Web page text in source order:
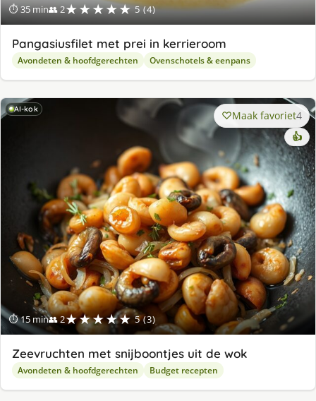
⏱ 35 min👥 2★★★★★ 5 (4)
Pangasiusfilet met prei in kerrieroom
Avondeten & hoofdgerechten Ovenschotels & eenpans
AI-kok
⏱ 15 min👥 2★★★★★ 5 (3)
Maak favoriet4
👍
Zeevruchten met snijboontjes uit de wok
Avondeten & hoofdgerechten Budget recepten